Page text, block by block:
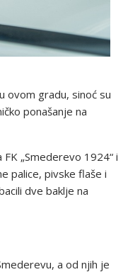
ovom gradu, sinoć su
ponašanje na
„Smederevo 1924“ i
palice, pivske flaše i
dve baklje na
a od njih je